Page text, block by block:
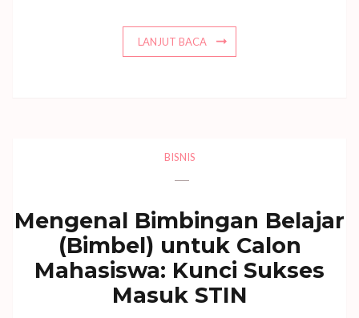
LANJUT BACA
BISNIS
Mengenal Bimbingan Belajar
(Bimbel) untuk Calon
Mahasiswa: Kunci Sukses
Masuk STIN